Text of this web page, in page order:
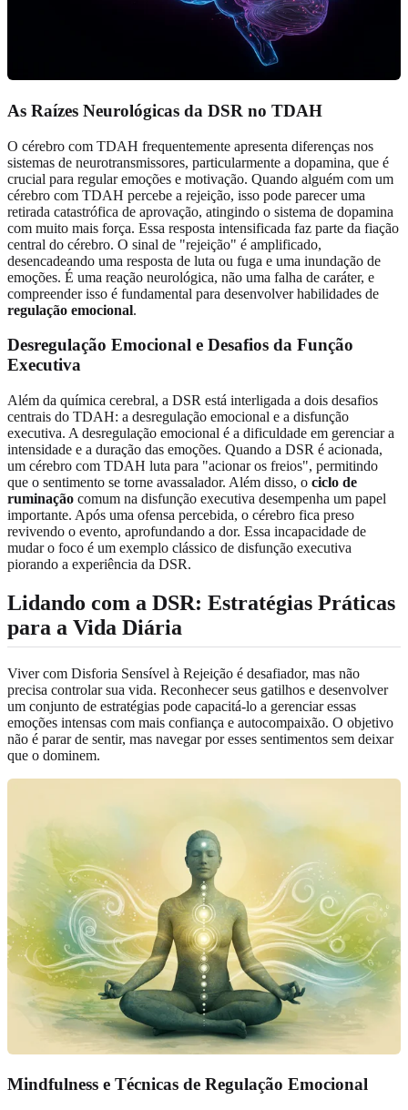
As Raízes Neurológicas da DSR no TDAH
O cérebro com TDAH frequentemente apresenta diferenças nos
sistemas de neurotransmissores, particularmente a dopamina, que é
crucial para regular emoções e motivação. Quando alguém com um
cérebro com TDAH percebe a rejeição, isso pode parecer uma
retirada catastrófica de aprovação, atingindo o sistema de dopamina
com muito mais força. Essa resposta intensificada faz parte da fiação
central do cérebro. O sinal de "rejeição" é amplificado,
desencadeando uma resposta de luta ou fuga e uma inundação de
emoções. É uma reação neurológica, não uma falha de caráter, e
compreender isso é fundamental para desenvolver habilidades de
regulação emocional.
Desregulação Emocional e Desafios da Função
Executiva
Além da química cerebral, a DSR está interligada a dois desafios
centrais do TDAH: a desregulação emocional e a disfunção
executiva. A desregulação emocional é a dificuldade em gerenciar a
intensidade e a duração das emoções. Quando a DSR é acionada,
um cérebro com TDAH luta para "acionar os freios", permitindo
que o sentimento se torne avassalador. Além disso, o ciclo de
ruminação comum na disfunção executiva desempenha um papel
importante. Após uma ofensa percebida, o cérebro fica preso
revivendo o evento, aprofundando a dor. Essa incapacidade de
mudar o foco é um exemplo clássico de disfunção executiva
piorando a experiência da DSR.
Lidando com a DSR: Estratégias Práticas
para a Vida Diária
Viver com Disforia Sensível à Rejeição é desafiador, mas não
precisa controlar sua vida. Reconhecer seus gatilhos e desenvolver
um conjunto de estratégias pode capacitá-lo a gerenciar essas
emoções intensas com mais confiança e autocompaixão. O objetivo
não é parar de sentir, mas navegar por esses sentimentos sem deixar
que o dominem.
Mindfulness e Técnicas de Regulação Emocional